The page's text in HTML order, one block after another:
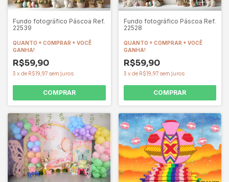
Fundo fotográfico Páscoa Ref.
22539
QUANTO + COMPRAR + VOCÊ
GANHA!
R$59,90
3 x de R$19,97 sem juros
COMPRAR
Fundo fotográfico Páscoa Ref.
22528
QUANTO + COMPRAR + VOCÊ
GANHA!
R$59,90
3 x de R$19,97 sem juros
COMPRAR